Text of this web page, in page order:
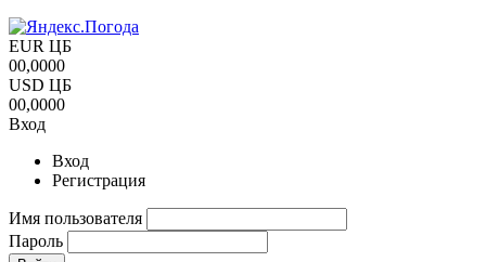
EUR ЦБ
00,0000
USD ЦБ
00,0000
Вход
Вход
Регистрация
Имя пользователя
Пароль